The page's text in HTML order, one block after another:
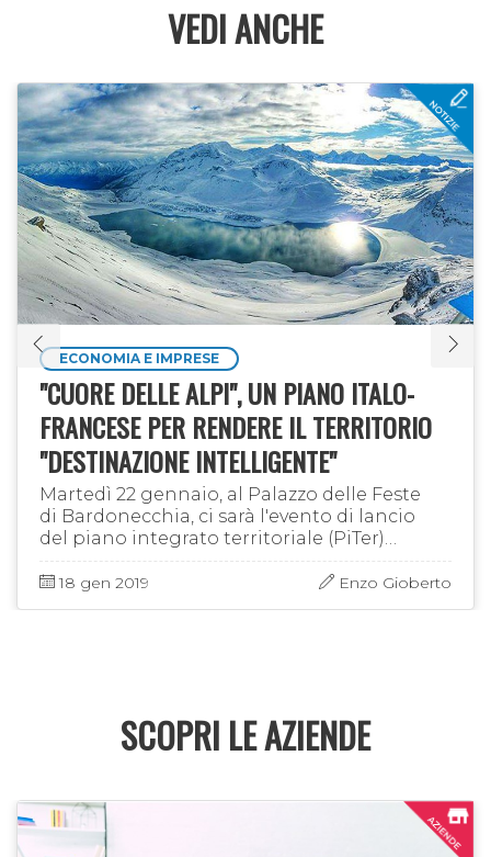
VEDI ANCHE
ECONOMIA E IMPRESE
"CUORE DELLE ALPI", UN PIANO ITALO-
FRANCESE PER RENDERE IL TERRITORIO
"DESTINAZIONE INTELLIGENTE"
Martedì 22 gennaio, al Palazzo delle Feste
di Bardonecchia, ci sarà l'evento di lancio
del piano integrato territoriale (PiTer)
“Coeur’Alp - Cuore delle Alpi”, finanziato dal
bando transfrontaliero …
18 gen 2019 Enzo Gioberto
SCOPRI LE AZIENDE